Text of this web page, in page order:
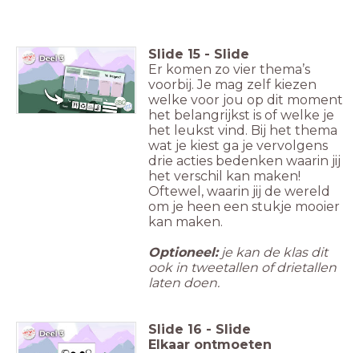
Slide 15 - Slide
Er komen zo vier thema’s
voorbij. Je mag zelf kiezen
welke voor jou op dit moment
het belangrijkst is of welke je
het leukst vind. Bij het thema
wat je kiest ga je vervolgens
drie acties bedenken waarin jij
het verschil kan maken!
Oftewel, waarin jij de wereld
om je heen een stukje mooier
kan maken.
Optioneel:je kan de klas dit
ook in tweetallen of drietallen
laten doen.
Slide 16 - Slide
Elkaar ontmoeten